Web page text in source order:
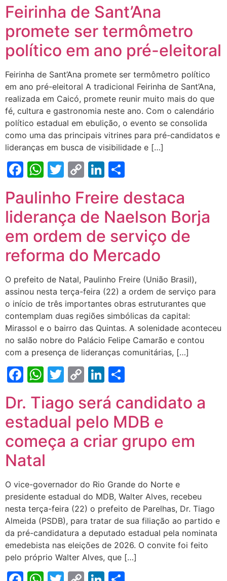
Feirinha de Sant’Ana
promete ser termômetro
político em ano pré-eleitoral
Feirinha de Sant’Ana promete ser termômetro político
em ano pré-eleitoral A tradicional Feirinha de Sant’Ana,
realizada em Caicó, promete reunir muito mais do que
fé, cultura e gastronomia neste ano. Com o calendário
político estadual em ebulição, o evento se consolida
como uma das principais vitrines para pré-candidatos e
lideranças em busca de visibilidade e […]
Facebook
WhatsApp
Twitter
CopyLinkedIn
Paulinho Freire destaca
liderança de Naelson Borja
em ordem de serviço de
reforma do Mercado
O prefeito de Natal, Paulinho Freire (União Brasil),
assinou nesta terça-feira (22) a ordem de serviço para
o início de três importantes obras estruturantes que
contemplam duas regiões simbólicas da capital:
Mirassol e o bairro das Quintas. A solenidade aconteceu
no salão nobre do Palácio Felipe Camarão e contou
com a presença de lideranças comunitárias, […]
Facebook
WhatsApp
Twitter
Copy
Link
LinkedIn
Dr. Tiago será candidato a
estadual pelo MDB e
começa a criar grupo em
Natal
O vice-governador do Rio Grande do Norte e
presidente estadual do MDB, Walter Alves, recebeu
nesta terça-feira (22) o prefeito de Parelhas, Dr. Tiago
Almeida (PSDB), para tratar de sua filiação ao partido e
da pré-candidatura a deputado estadual pela nominata
emedebista nas eleições de 2026. O convite foi feito
pelo próprio Walter Alves, que […]